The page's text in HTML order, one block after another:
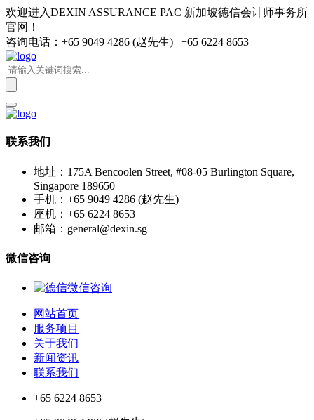
欢迎进入DEXIN ASSURANCE PAC 新加坡德信会计师事务所
官网！
咨询电话：+65 9049 4286 (赵先生) | +65 6224 8653
联系我们
地址：175A Bencoolen Street, #08-05 Burlington Square,
Singapore 189650
手机：+65 9049 4286 (赵先生)
座机：+65 6224 8653
邮箱：general@dexin.sg
微信咨询
网站首页
服务项目
关于我们
新闻资讯
联系我们
+65 6224 8653